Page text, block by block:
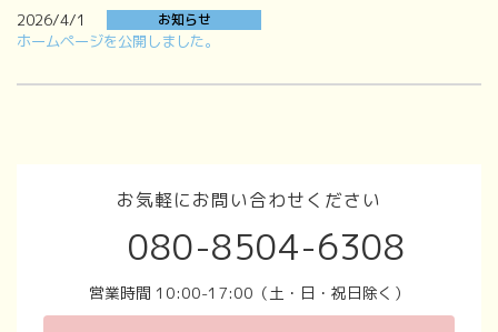
ン
リ
ク
2026/4/1 お知らせ
ホームページを公開しました。
お気軽にお問い合わせください
080-8504-6308
営業時間 10:00-17:00（土・日・祝日除く）